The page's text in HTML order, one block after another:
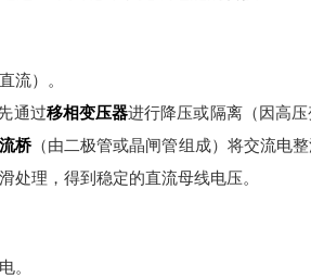
流）。
通过移相变压器进行降压或隔离（因高
桥（由二极管或晶闸管组成）将交流电整
处理，得到稳定的直流母线电压。
。